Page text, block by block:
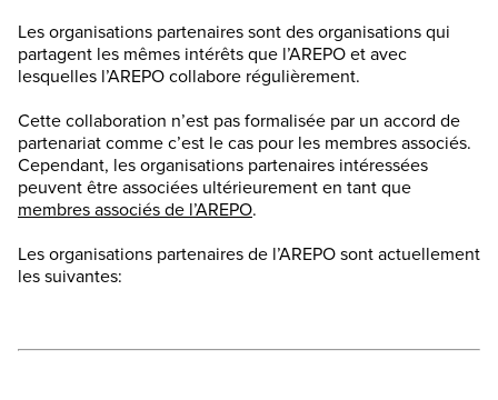
Les organisations partenaires sont des organisations qui
partagent les mêmes intérêts que l’AREPO et avec
lesquelles l’AREPO collabore régulièrement.
Cette collaboration n’est pas formalisée par un accord de
partenariat comme c’est le cas pour les membres associés.
Cependant, les organisations partenaires intéressées
peuvent être associées ultérieurement en tant que
membres associés de l’AREPO.
Les organisations partenaires de l’AREPO sont actuellement
les suivantes: